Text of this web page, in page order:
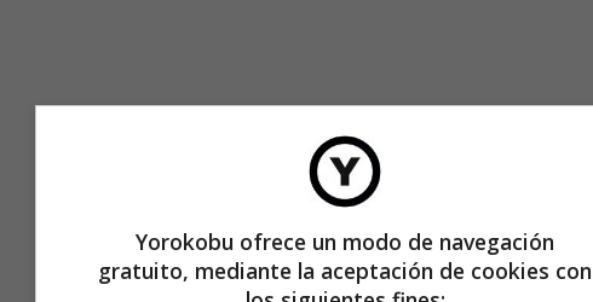
Yorokobu ofrece un modo de navegación
gratuito, mediante la aceptación de cookies con